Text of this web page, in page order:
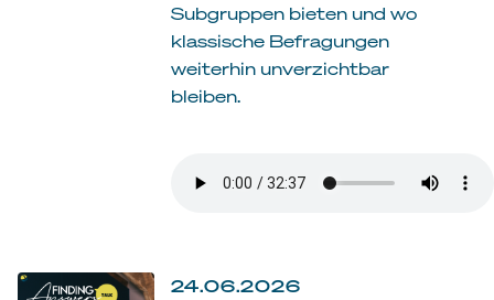
Subgruppen bieten und wo
klassische Befragungen
weiterhin unverzichtbar
bleiben.
24.06.2026